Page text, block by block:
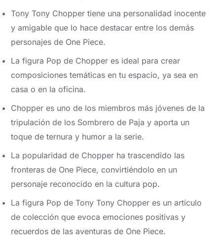
Tony Tony Chopper tiene una personalidad inocente
y amigable que lo hace destacar entre los demás
personajes de One Piece.
La figura Pop de Chopper es ideal para crear
composiciones temáticas en tu espacio, ya sea en
casa o en la oficina.
Chopper es uno de los miembros más jóvenes de la
tripulación de los Sombrero de Paja y aporta un
toque de ternura y humor a la serie.
La popularidad de Chopper ha trascendido las
fronteras de One Piece, convirtiéndolo en un
personaje reconocido en la cultura pop.
La figura Pop de Tony Tony Chopper es un artículo
de colección que evoca emociones positivas y
recuerdos de las aventuras de One Piece.